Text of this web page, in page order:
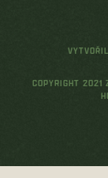
COPYRIGHT 2021